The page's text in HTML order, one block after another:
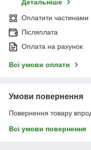
Детальніше
Оплатити частинами
Післяплата
Оплата на рахунок
Всі умови оплати
Умови повернення
Повернення товару
Всі умови повернення